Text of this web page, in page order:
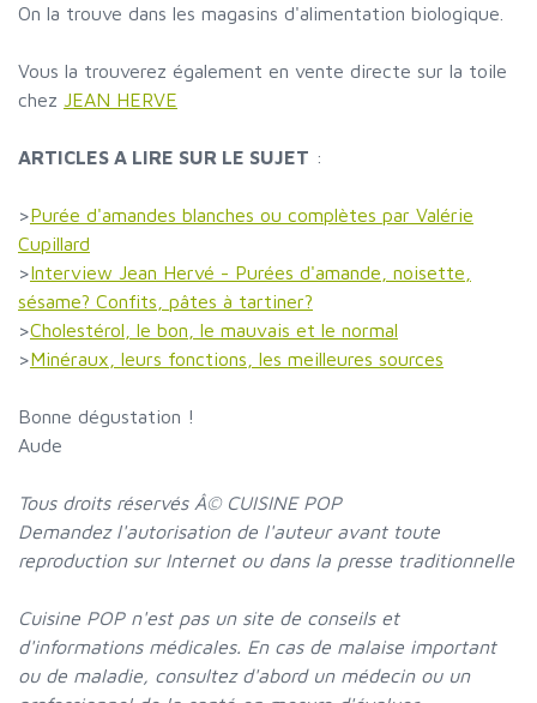
On la trouve dans les magasins d'alimentation biologique.
Vous la trouverez également en vente directe sur la toile
chez JEAN HERVE
ARTICLES A LIRE SUR LE SUJET :
>Purée d'amandes blanches ou complètes par Valérie
Cupillard
>Interview Jean Hervé - Purées d'amande, noisette,
sésame? Confits, pâtes à tartiner?
>Cholestérol, le bon, le mauvais et le normal
>Minéraux, leurs fonctions, les meilleures sources
Bonne dégustation !
Aude
Tous droits réservés Â© CUISINE POP
Demandez l'autorisation de l'auteur avant toute
reproduction sur Internet ou dans la presse traditionnelle
Cuisine POP n'est pas un site de conseils et
d'informations médicales. En cas de malaise important
ou de maladie, consultez d'abord un médecin ou un